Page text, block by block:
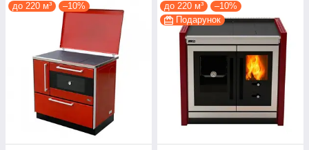
до 220 м³ –10% до 220 м³
–10%
Подарунок